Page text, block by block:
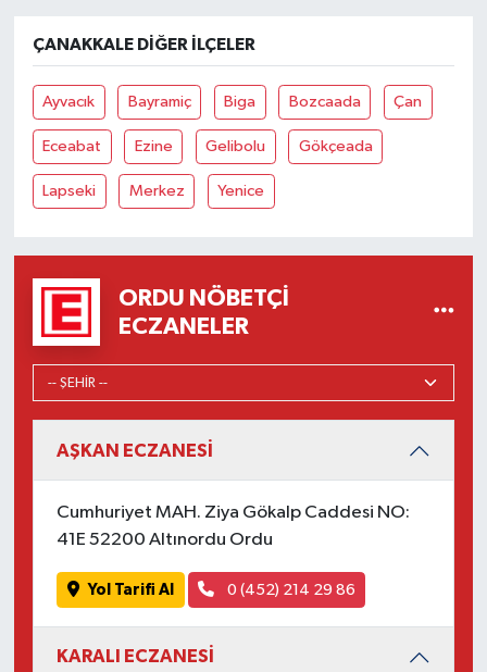
ÇANAKKALE DIĞER İLÇELER
Ayvacık Bayramiç Biga Bozcaada Çan
Eceabat Ezine Gelibolu Gökçeada
Lapseki Merkez Yenice
ORDU NÖBETÇI
ECZANELER
AŞKAN ECZANESİ
Cumhuriyet MAH. Ziya Gökalp Caddesi NO:
41E 52200 Altınordu Ordu
Yol Tarifi Al 0 (452) 214 29 86
KARALI ECZANESİ
TURİZM
VİDEO HABER
YAŞAM